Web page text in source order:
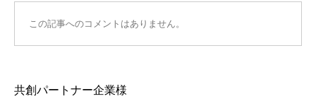
この記事へのコメントはありません。
共創パートナー企業様